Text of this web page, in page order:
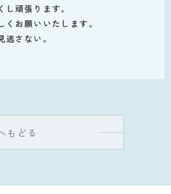
頑張ります。
お願いいたします。
さない。
もどる